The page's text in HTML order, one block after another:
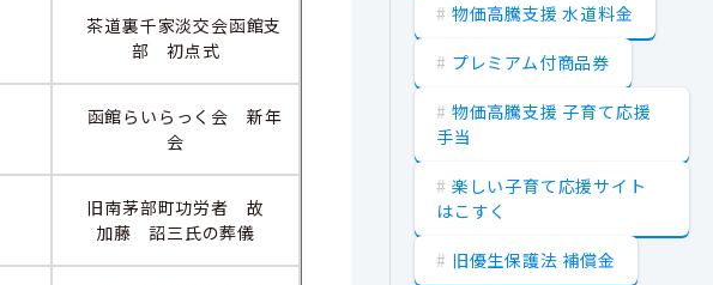
茶道裏千家淡交会函館支
部 初点式
函館らいらっく会 新年
会
旧南茅部町功労者 故
加藤 詔三氏の葬儀
物価高騰支援 水道料金
プレミアム付商品券
物価高騰支援 子育て応援
手当
楽しい子育て応援サイト
はこすく
旧優生保護法 補償金